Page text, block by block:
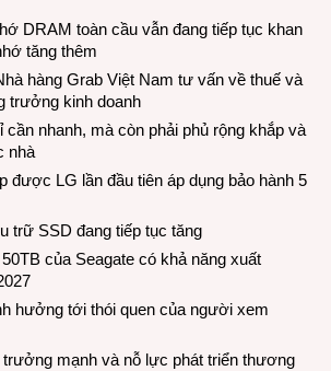
DRAM toàn cầu vẫn đang tiếp tục khan
tăng thêm
hàng Grab Việt Nam tư vấn về thuế và
trưởng kinh doanh
cần nhanh, mà còn phải phủ rộng khắp và
nhà
được LG lần đầu tiên áp dụng bảo hành 5
trữ SSD đang tiếp tục tăng
của Seagate có khả năng xuất
hưởng tới thói quen của người xem
trưởng mạnh và nỗ lực phát triển thương